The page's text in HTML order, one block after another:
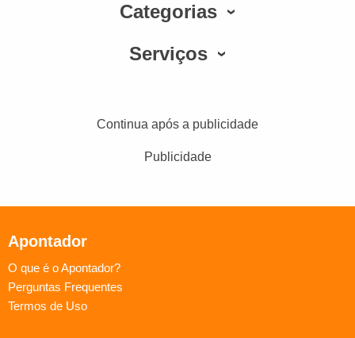
Categorias
Serviços
Continua após a publicidade
Publicidade
Apontador
O que é o Apontador?
Perguntas Frequentes
Termos de Uso